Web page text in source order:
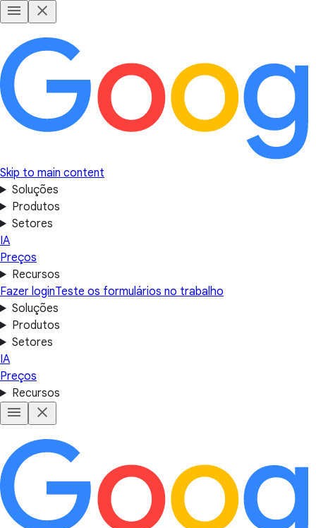
Skip to main content
Soluções
Produtos
Setores
IA
Preços
Recursos
Fazer loginTeste os formulários no trabalho
Soluções
Produtos
Setores
IA
Preços
Recursos